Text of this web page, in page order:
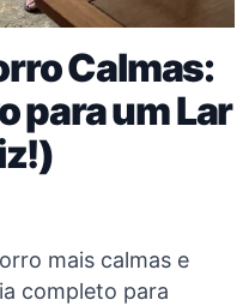
Calmas:
para um Lar
mais calmas e
completo para